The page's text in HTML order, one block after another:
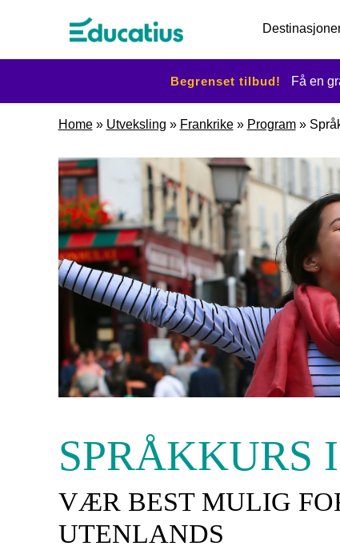
Begrenset tilbud! Få en
Home» Utveksling » Frankrike» Program»
SPRÅKKURS
VÆR BEST MULIG
UTENLANDS